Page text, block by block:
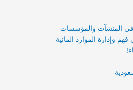
في المنشآت والمؤسسات
وإدارة الموارد المائية